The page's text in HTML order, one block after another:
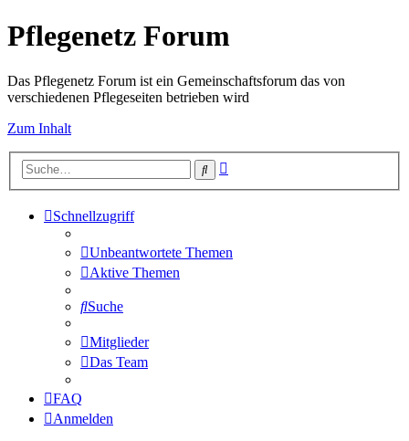
Pflegenetz Forum
Das Pflegenetz Forum ist ein Gemeinschaftsforum das von
verschiedenen Pflegeseiten betrieben wird
Zum Inhalt
Suche
Schnellzugriff
Unbeantwortete Themen
Aktive Themen
Suche
Mitglieder
Das Team
FAQ
Anmelden